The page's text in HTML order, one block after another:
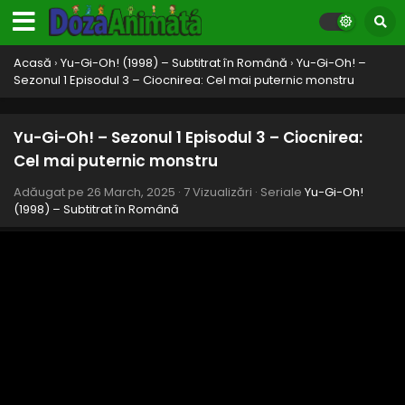
Acasă › Yu-Gi-Oh! (1998) – Subtitrat în Română › Yu-Gi-Oh! –
Sezonul 1 Episodul 3 – Ciocnirea: Cel mai puternic monstru
Yu-Gi-Oh! – Sezonul 1 Episodul 3 – Ciocnirea:
Cel mai puternic monstru
Adăugat pe 26 March, 2025 · 7 Vizualizări · Seriale Yu-Gi-Oh!
(1998) – Subtitrat în Română
26 March, 2025
Yu-Gi-Oh! – Sezonul 1 Episodul 11 – Zvonurile
despre CapuMon: Noul sosit
Yu-Gi-Oh! – Sezonul 1 Episodul 10 – Masca
Eps 10 - Masca secretă a profesoarei - 26 March, 2025